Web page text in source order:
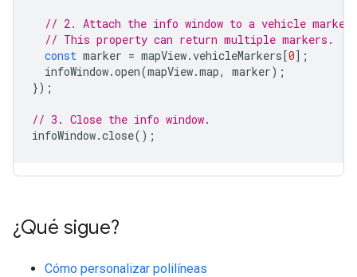
// 2. Attach the info window to a vehicle marker.
// This property can return multiple markers.
const marker = mapView.vehicleMarkers[0];
infoWindow.open(mapView.map, marker);
});
// 3. Close the info window.
infoWindow.close();
¿Qué sigue?
Cómo personalizar polilíneas